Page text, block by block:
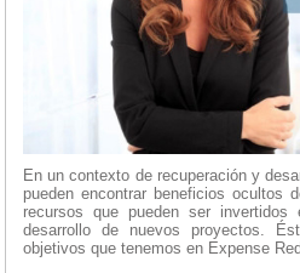
En un contexto de recuperación y
pueden encontrar beneficios ocultos
recursos que pueden ser
desarrollo de nuevos proyectos.
objetivos que tenemos en Expense